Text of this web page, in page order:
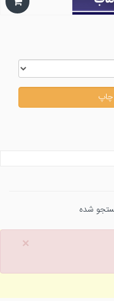
شده
×